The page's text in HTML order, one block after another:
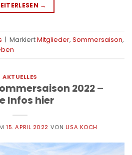
→
| MarkiertMitglieder, Sommersaison,
AKTUELLES
2022 –
Infos hier
15. APRIL 2022 VON LISA KOCH